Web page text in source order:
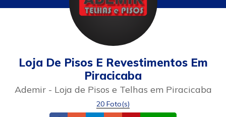
Loja De Pisos E Revestimentos Em
Piracicaba
Ademir - Loja de Pisos e Telhas em Piracicaba
20 Foto(s)